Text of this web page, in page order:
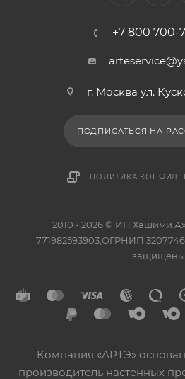
+7 800 700-
г. Москва ул.
ПОДПИСАТЬСЯ НА
ПОЛИТИКА
2010 - 2026 © ИП Хашими
771982593903,ОГРНИП
защищены
Компания «АРТЭ»
производитель настенных